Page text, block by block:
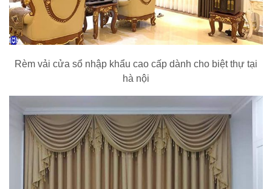
Rèm vải cửa sổ nhập khẩu cao cấp dành cho biệt thự tại
hà nội